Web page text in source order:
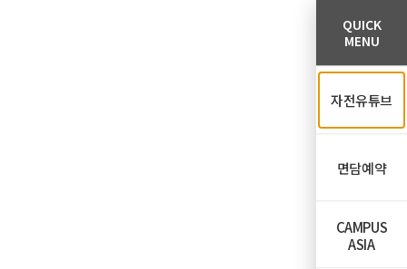
QUICK
MENU
자전유튜브
면담예약
CAMPUS
ASIA